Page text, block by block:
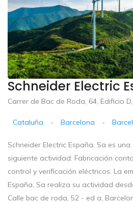
Schneider Electric
Carrer de Bac de Roda, 64, Edificio
Cataluña - Barcelona -
Schneider Electric España, Sa es
siguiente actividad: Fabricación
control y verificación eléctricos. La
España, Sa realiza su actividad
Calle bac de roda, 52 - ed a,